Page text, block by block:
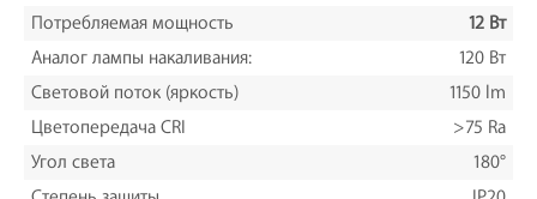
Потребляемая мощность
12 Вт
Аналог лампы накаливания:
120 Вт
Световой поток (яркость)
1150 lm
Цветопередача CRI
>75 Ra
Угол света
180°